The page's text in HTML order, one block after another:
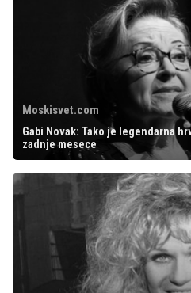
Moskisvet.com
Gabi Novak: Tako je legendarna
zadnje mesece